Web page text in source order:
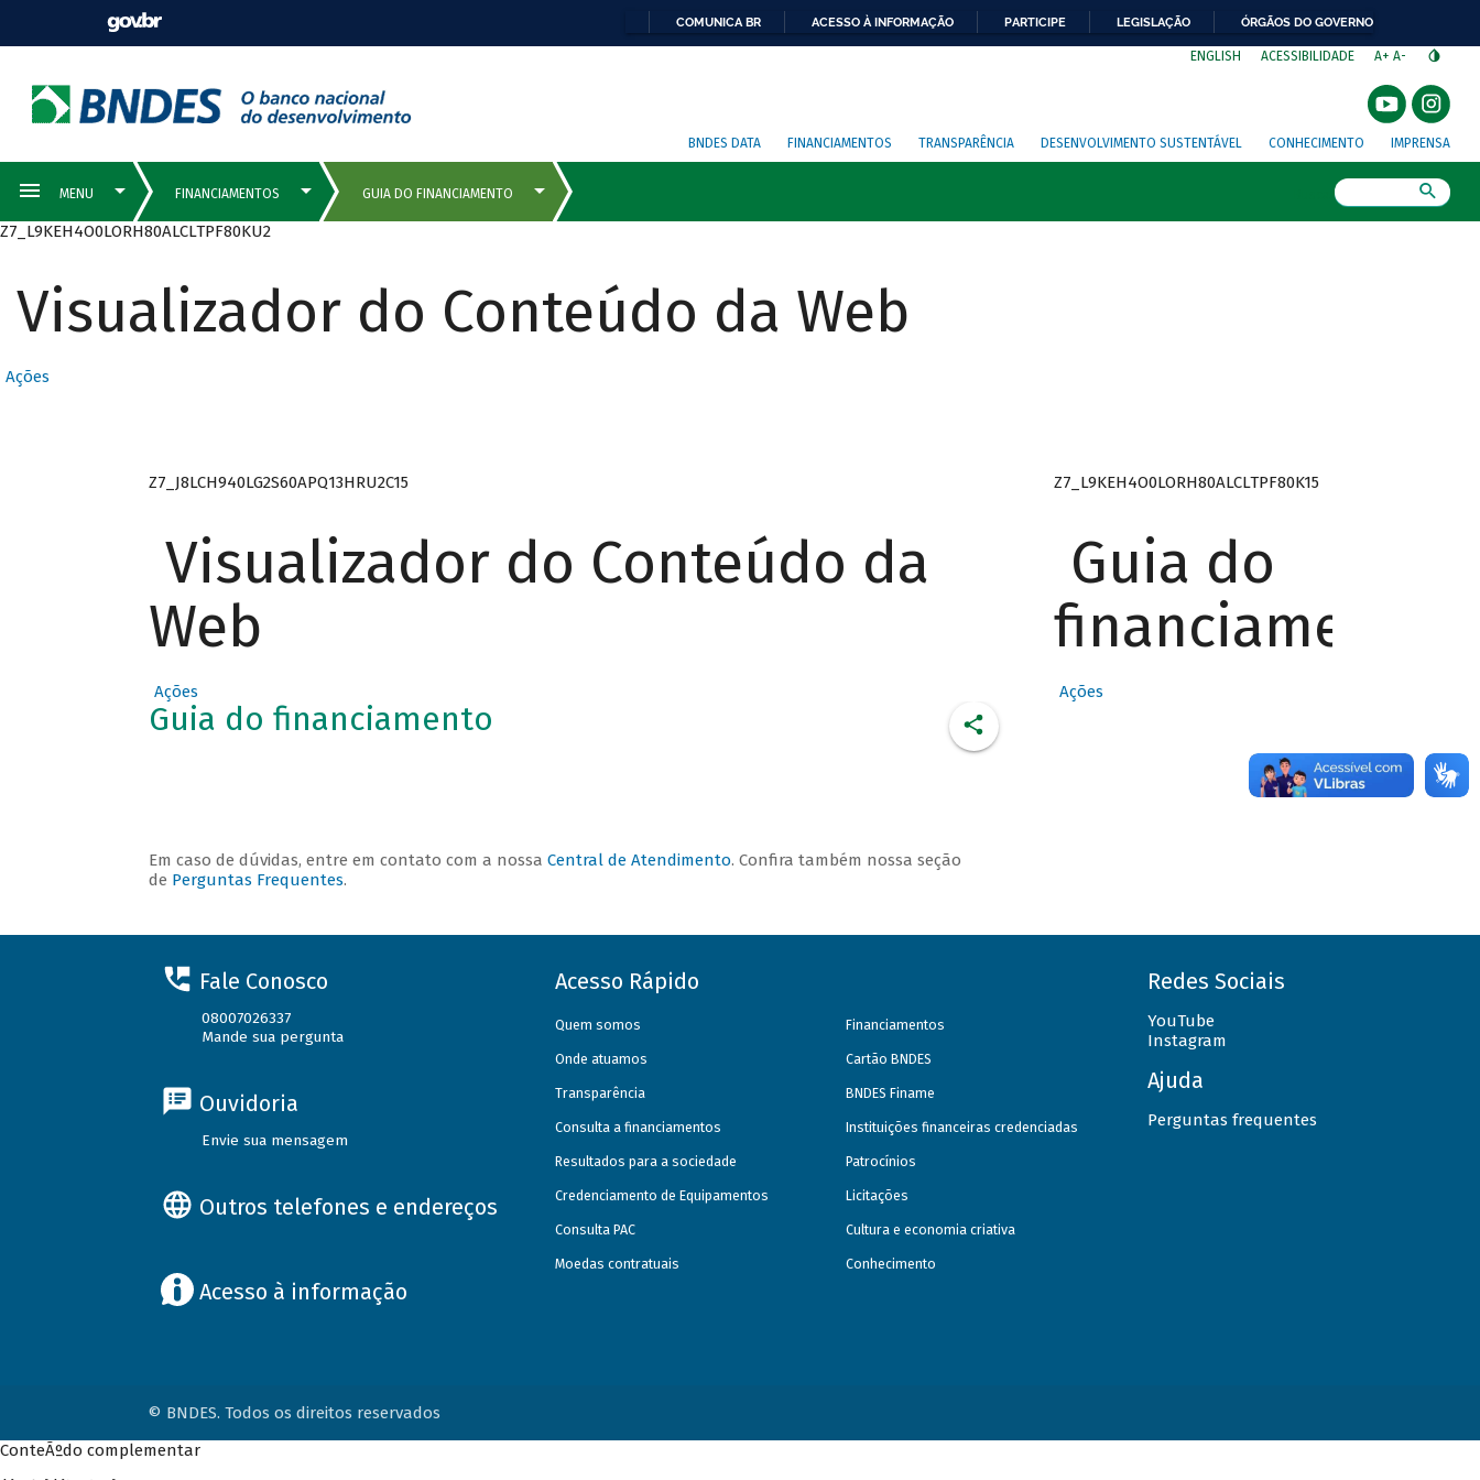
COMUNICA BR ACESSO À INFORMAÇÃO PARTICIPE LEGISLAÇÃO ÓRGÃOS DO GOVERNO
ENGLISH ACESSIBILIDADE A+ A-
BNDES DATA FINANCIAMENTOS TRANSPARÊNCIA DESENVOLVIMENTO SUSTENTÁVEL CONHECIMENTO IMPRENSA
Z7_L9KEH4O0LORH80ALCLTPF80KU2
Visualizador do Conteúdo da Web
Ações
Z7_J8LCH940LG2S60APQ13HRU2C15
Visualizador do Conteúdo da
Web
Ações
Guia do financiamento
COMO
FUNCIONA
Em caso de dúvidas, entre em contato com a nossa Central de Atendimento. Confira também nossa seção
de Perguntas Frequentes.
Z7_L9KEH4O0LORH80ALCLTPF80K15
Guia do
financiamento
Ações
Fale Conosco
08007026337
Mande sua pergunta
Ouvidoria
Envie sua mensagem
Outros telefones e endereços
Acesso à informação
Acesso Rápido
Quem somos
Onde atuamos
Transparência
Consulta a financiamentos
Resultados para a sociedade
Credenciamento de Equipamentos
Consulta PAC
Moedas contratuais
Financiamentos
Cartão BNDES
BNDES Finame
Instituições financeiras credenciadas
Patrocínios
Licitações
Cultura e economia criativa
Conhecimento
Redes Sociais
YouTube
Instagram
Ajuda
Perguntas frequentes
© BNDES. Todos os direitos reservados
ConteÃºdo complementar